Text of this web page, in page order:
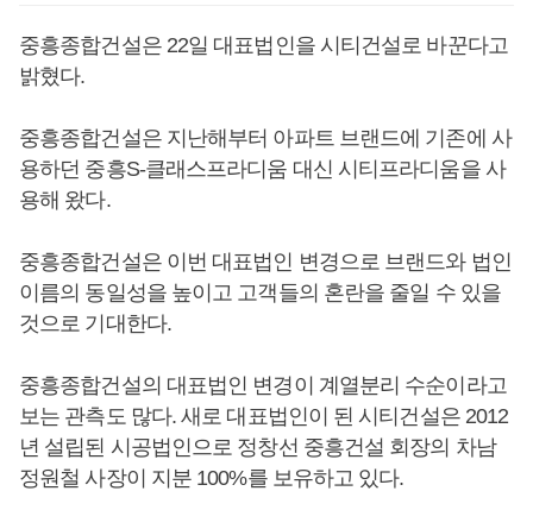
중흥종합건설은 22일 대표법인을 시티건설로 바꾼다고
밝혔다.
중흥종합건설은 지난해부터 아파트 브랜드에 기존에 사
용하던 중흥S-클래스프라디움 대신 시티프라디움을 사
용해 왔다.
중흥종합건설은 이번 대표법인 변경으로 브랜드와 법인
이름의 동일성을 높이고 고객들의 혼란을 줄일 수 있을
것으로 기대한다.
중흥종합건설의 대표법인 변경이 계열분리 수순이라고
보는 관측도 많다. 새로 대표법인이 된 시티건설은 2012
년 설립된 시공법인으로 정창선 중흥건설 회장의 차남
정원철 사장이 지분 100%를 보유하고 있다.